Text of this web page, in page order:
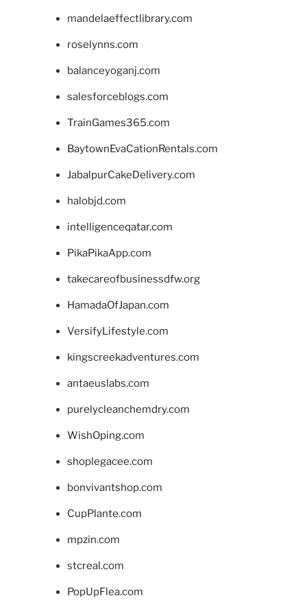
mandelaeffectlibrary.com
roselynns.com
balanceyoganj.com
salesforceblogs.com
TrainGames365.com
BaytownEvaCationRentals.com
JabalpurCakeDelivery.com
halobjd.com
intelligenceqatar.com
PikaPikaApp.com
takecareofbusinessdfw.org
HamadaOfJapan.com
VersifyLifestyle.com
kingscreekadventures.com
antaeuslabs.com
purelycleanchemdry.com
WishOping.com
shoplegacee.com
bonvivantshop.com
CupPlante.com
mpzin.com
stcreal.com
PopUpFlea.com